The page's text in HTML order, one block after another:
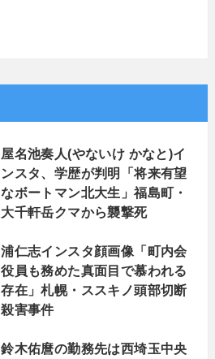
屋名池奏人(やないけ かなと)イ
ンスタ、学歴が判明「将来有望
なボートマン北大生」福島町・
大千軒岳クマから襲撃死
浦仁志インスタ顔画像「町内会
役員も務めた真面目で慕われる
存在」札幌・ススキノ頭部切断
殺害事件
鈴木佑麿の勤務先は西埼玉中央